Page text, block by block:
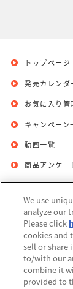
トップページ
発売カレンダ
お気に入り管
キャンペーン
動画一覧
商品アンケー
We use
analyze our
Please click
cookies and
sell or share
to/with our
combine it
provided to